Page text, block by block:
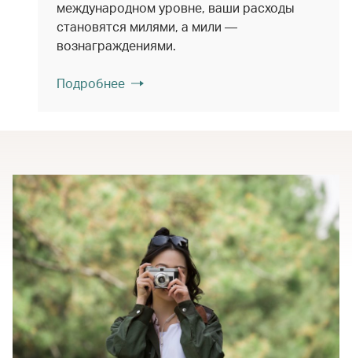
международном уровне, ваши расходы
становятся милями, а мили —
вознаграждениями.
Подробнее